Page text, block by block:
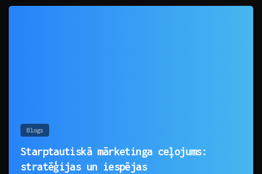
Blogs
Starptautiskā mārketinga ceļojums:
stratēģijas un iespējas